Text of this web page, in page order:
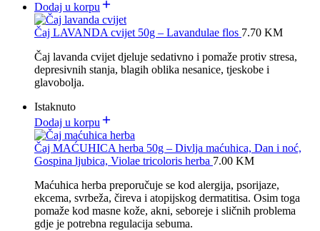
Dodaj u korpu
Čaj LAVANDA cvijet 50g – Lavandulae flos 7.70 KM
Čaj lavanda cvijet djeluje sedativno i pomaže protiv stresa,
depresivnih stanja, blagih oblika nesanice, tjeskobe i
glavobolja.
Istaknuto
Dodaj u korpu
Čaj MAĆUHICA herba 50g – Divlja maćuhica, Dan i noć,
Gospina ljubica, Violae tricoloris herba 7.00 KM
Maćuhica herba preporučuje se kod alergija, psorijaze,
ekcema, svrbeža, čireva i atopijskog dermatitisa. Osim toga
pomaže kod masne kože, akni, seboreje i sličnih problema
gdje je potrebna regulacija sebuma.